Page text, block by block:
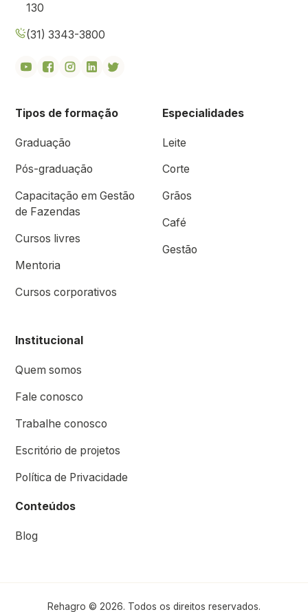
Tipos de formação
Graduação
Pós-graduação
Capacitação em Gestão
de Fazendas
Cursos livres
Mentoria
Cursos corporativos
Especialidades
Leite
Corte
Grãos
Café
Gestão
Institucional
Quem somos
Fale conosco
Trabalhe conosco
Escritório de projetos
Política de Privacidade
Conteúdos
Blog
130
(31) 3343-3800
Rehagro © 2026. Todos os direitos reservados.